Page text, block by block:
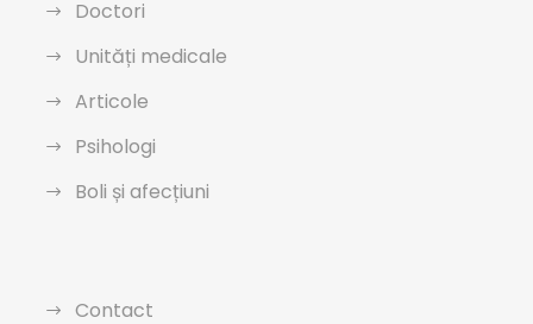
Doctori
Unități medicale
Articole
Psihologi
Boli și afecțiuni
Contact